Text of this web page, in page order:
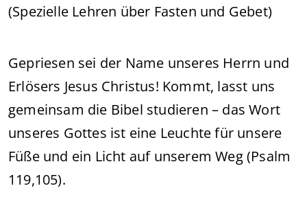
(Spezielle Lehren über Fasten und Gebet)
Gepriesen sei der Name unseres Herrn und
Erlösers Jesus Christus! Kommt, lasst uns
gemeinsam die Bibel studieren – das Wort
unseres Gottes ist eine Leuchte für unsere
Füße und ein Licht auf unserem Weg (Psalm
119,105).